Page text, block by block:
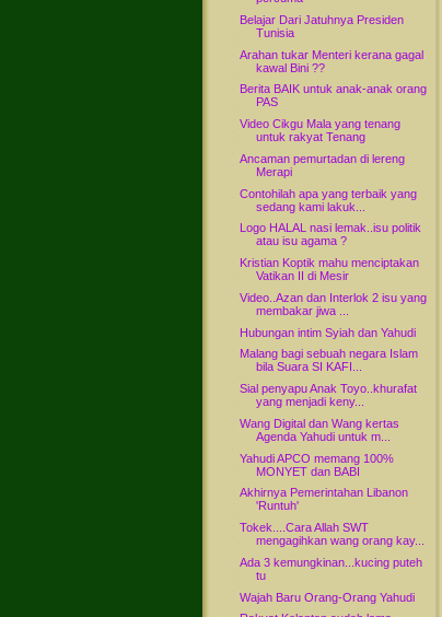
Belajar Dari Jatuhnya Presiden
Tunisia
Arahan tukar Menteri kerana gagal
kawal Bini ??
Berita BAIK untuk anak-anak orang
PAS
Video Cikgu Mala yang tenang
untuk rakyat Tenang
Ancaman pemurtadan di lereng
Merapi
Contohilah apa yang terbaik yang
sedang kami lakuk...
Logo HALAL nasi lemak..isu politik
atau isu agama ?
Kristian Koptik mahu menciptakan
Vatikan II di Mesir
Video..Azan dan Interlok 2 isu yang
membakar jiwa ...
Hubungan intim Syiah dan Yahudi
Malang bagi sebuah negara Islam
bila Suara SI KAFI...
Sial penyapu Anak Toyo..khurafat
yang menjadi keny...
Wang Digital dan Wang kertas
Agenda Yahudi untuk m...
Yahudi APCO memang 100%
MONYET dan BABI
Akhirnya Pemerintahan Libanon
'Runtuh'
Tokek....Cara Allah SWT
mengagihkan wang orang kay...
Ada 3 kemungkinan...kucing puteh
tu
Wajah Baru Orang-Orang Yahudi